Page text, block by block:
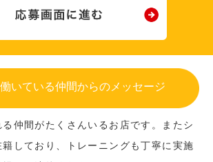
働いている仲間からのメッセージ
仲間がたくさんいるお店です。またシ
しており、トレーニングも丁寧に実施